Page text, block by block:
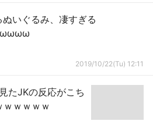
ぬいぐるみ、凄すぎる
2019/10/22(Tu) 12:11
たJKの反応がこち
ｗｗｗｗ